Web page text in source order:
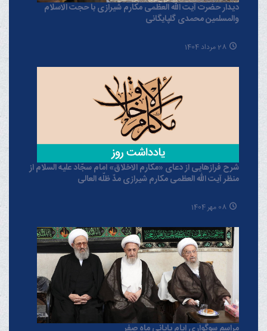
دیدار حضرت آیت الله العظمی مکارم شیرازی با حجت الاسلام
والمسلمین محمدی گلپایگانی
28 مرداد 1404
شرح فرازهایی از دعای «مکارم الاخلاق» امام سجّاد علیه السلام از
منظر آیت الله العظمی مکارم شیرازی مدّ ظلّه العالی
08 مهر 1404